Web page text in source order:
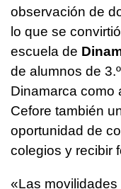
observación de
lo que se
escuela de
de alumnos de
Dinamarca como
Cefore también
oportunidad de
colegios y recibir
«Las